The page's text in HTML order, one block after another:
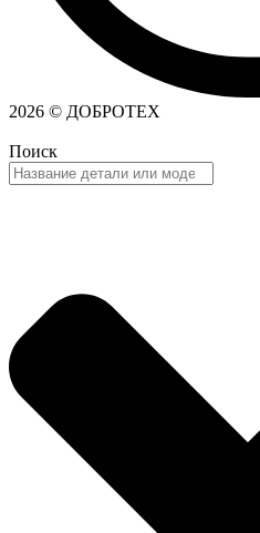
2026 © ДОБРОТЕХ
Поиск